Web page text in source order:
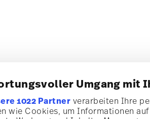
Umgang mit
1022 Partner verarbeiten Ihre
wie Cookies, um Informationen
newsletter e ricevi il 10% di